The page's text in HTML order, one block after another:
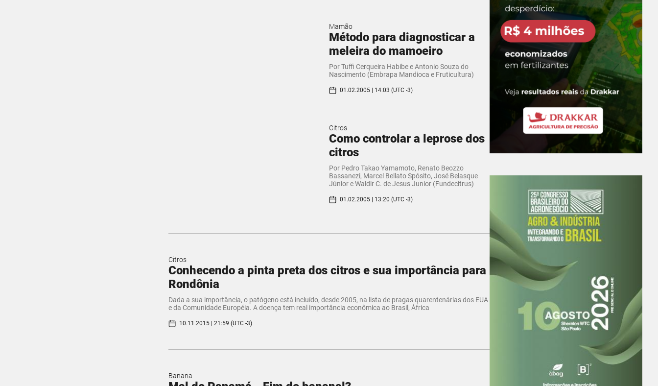
Mamão
Método para diagnosticar a
meleira do mamoeiro
Por Tuffi Cerqueira Habibe e Antonio Souza do
Nascimento (Embrapa Mandioca e Fruticultura)
01.02.2005 | 14:03 (UTC -3)
Citros
Como controlar a leprose dos
citros
Por Pedro Takao Yamamoto, Renato Beozzo
Bassanezi, Marcel Bellato Spósito, José Belasque
Júnior e Waldir C. de Jesus Junior (Fundecitrus)
01.02.2005 | 13:20 (UTC -3)
Citros
Conhecendo a pinta preta dos citros e sua importância para
Rondônia
Dada a sua importância, o patógeno está incluído, desde 2005, na lista de pragas quarentenárias dos EUA
e da Comunidade Européia. A doença tem real importância econômica ao Brasil, África
10.11.2015 | 21:59 (UTC -3)
Banana